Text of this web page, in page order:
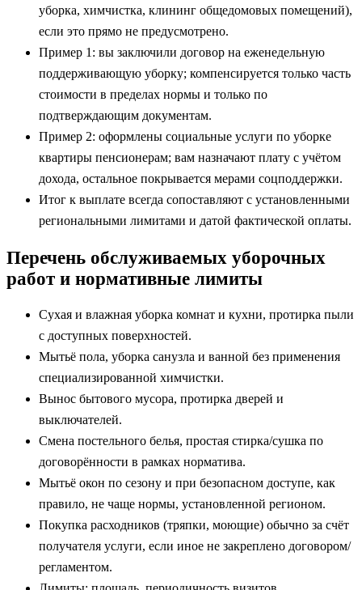
уборка, химчистка, клининг общедомовых помещений),
если это прямо не предусмотрено.
Пример 1: вы заключили договор на еженедельную
поддерживающую уборку; компенсируется только часть
стоимости в пределах нормы и только по
подтверждающим документам.
Пример 2: оформлены социальные услуги по уборке
квартиры пенсионерам; вам назначают плату с учётом
дохода, остальное покрывается мерами соцподдержки.
Итог к выплате всегда сопоставляют с установленными
региональными лимитами и датой фактической оплаты.
Перечень обслуживаемых уборочных
работ и нормативные лимиты
Сухая и влажная уборка комнат и кухни, протирка пыли
с доступных поверхностей.
Мытьё пола, уборка санузла и ванной без применения
специализированной химчистки.
Вынос бытового мусора, протирка дверей и
выключателей.
Смена постельного белья, простая стирка/сушка по
договорённости в рамках норматива.
Мытьё окон по сезону и при безопасном доступе, как
правило, не чаще нормы, установленной регионом.
Покупка расходников (тряпки, моющие) обычно за счёт
получателя услуги, если иное не закреплено договором/
регламентом.